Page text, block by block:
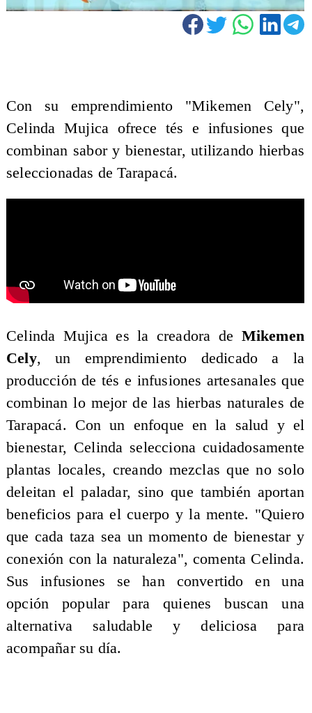
​Con su emprendimiento "Mikemen Cely",
Celinda Mujica ofrece tés e infusiones que
combinan sabor y bienestar, utilizando hierbas
seleccionadas de Tarapacá.
Celinda Mujica es la creadora de Mikemen
Cely, un emprendimiento dedicado a la
producción de tés e infusiones artesanales que
combinan lo mejor de las hierbas naturales de
Tarapacá. Con un enfoque en la salud y el
bienestar, Celinda selecciona cuidadosamente
plantas locales, creando mezclas que no solo
deleitan el paladar, sino que también aportan
beneficios para el cuerpo y la mente. "Quiero
que cada taza sea un momento de bienestar y
conexión con la naturaleza", comenta Celinda.
Sus infusiones se han convertido en una
opción popular para quienes buscan una
alternativa saludable y deliciosa para
acompañar su día.